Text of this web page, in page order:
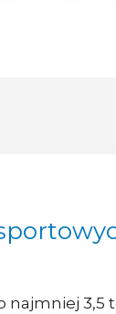
najmniej